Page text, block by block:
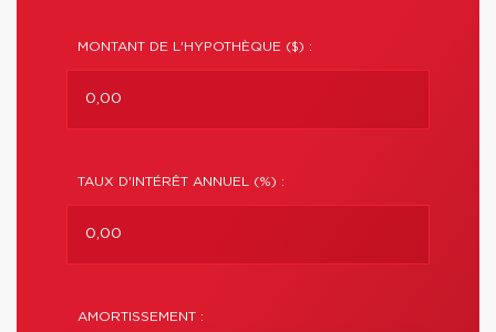
MONTANT DE L'HYPOTHÈQUE ($) :
TAUX D'INTÉRÊT ANNUEL (%) :
AMORTISSEMENT :